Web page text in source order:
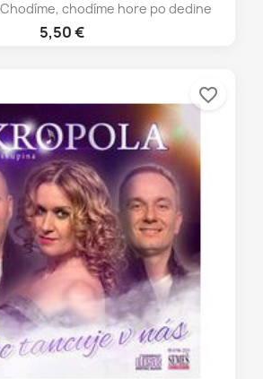
Chodíme, chodíme hore po dedine
5,50 €
favorite_border